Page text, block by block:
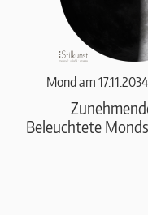
Mond am
Beleuchtete